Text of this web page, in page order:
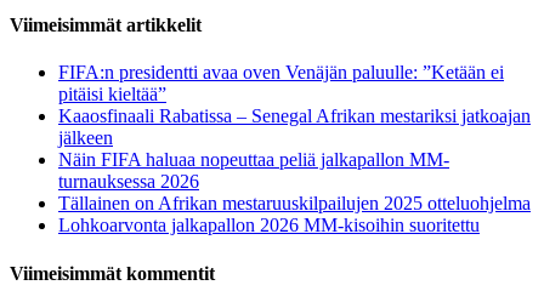
Viimeisimmät artikkelit
FIFA:n presidentti avaa oven Venäjän paluulle: ”Ketään ei
pitäisi kieltää”
Kaaosfinaali Rabatissa – Senegal Afrikan mestariksi jatkoajan
jälkeen
Näin FIFA haluaa nopeuttaa peliä jalkapallon MM-
turnauksessa 2026
Tällainen on Afrikan mestaruuskilpailujen 2025 otteluohjelma
Lohkoarvonta jalkapallon 2026 MM-kisoihin suoritettu
Viimeisimmät kommentit